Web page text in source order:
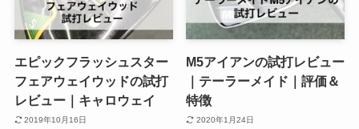
エピックフラッシュスター
フェアウェイウッドの試打
レビュー｜キャロウェイ
2019年10月16日
M5アイアンの試打レビュー
｜テーラーメイド｜評価＆
特徴
2020年1月24日